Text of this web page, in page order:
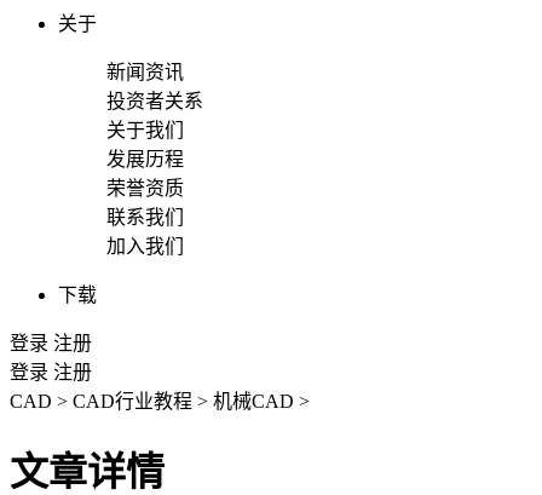
关于
新闻资讯
投资者关系
关于我们
发展历程
荣誉资质
联系我们
加入我们
下载
登录 注册
登录 注册
CAD > CAD行业教程 > 机械CAD >
文章详情